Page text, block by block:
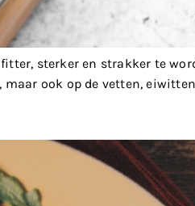
sterker en strakker te
ook op de vetten,